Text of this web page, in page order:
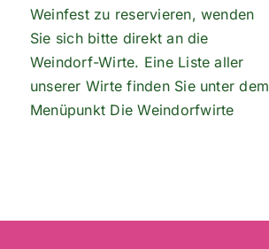
Weinfest zu reservieren, wenden
Sie sich bitte direkt an die
Weindorf-Wirte. Eine Liste aller
unserer Wirte finden Sie unter dem
Menüpunkt Die Weindorfwirte